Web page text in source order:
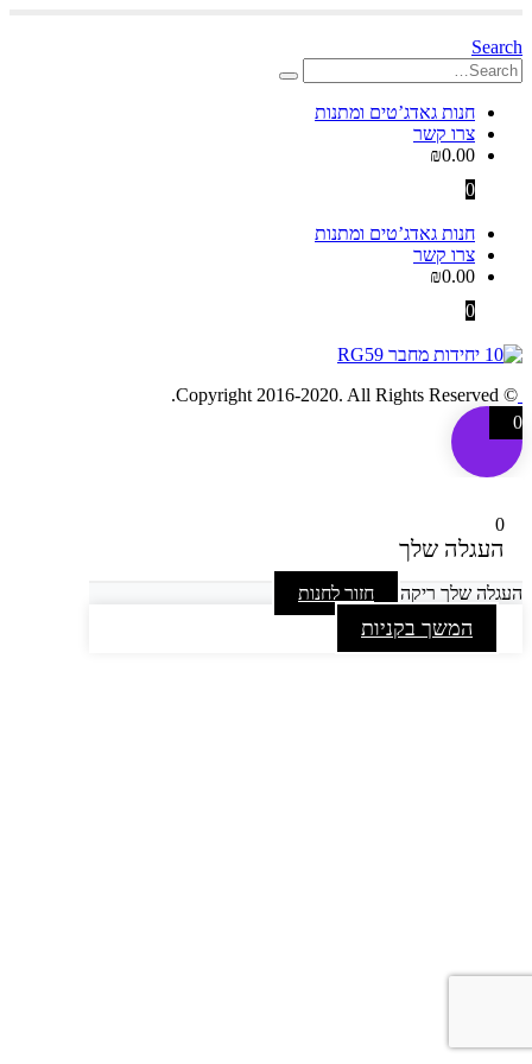
Search
חנות גאדג’טים ומתנות
צרו קשר
₪0.00
0
חנות גאדג’טים ומתנות
צרו קשר
₪0.00
0
© Copyright 2016-2020. All Rights Reserved.
0
0
העגלה שלך
העגלה שלך ריקה חזור לחנות
המשך בקניות